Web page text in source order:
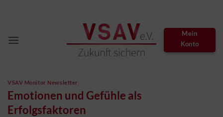
Mein
Konto
VSAV Monitor Newsletter
Emotionen und Gefühle als
Erfolgsfaktoren